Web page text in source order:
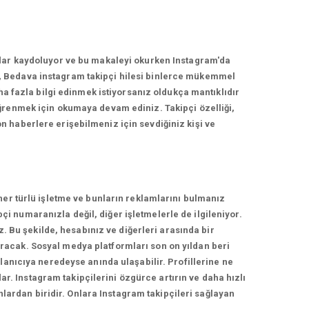
kaydoluyor ve bu makaleyi okurken Instagram'da
instagram takipçi hilesi binlerce mükemmel
fazla bilgi edinmek istiyorsanız oldukça mantıklıdır
için okumaya devam ediniz. Takipçi özelliği,
haberlere erişebilmeniz için sevdiğiniz kişi ve
türlü işletme ve bunların reklamlarını bulmanız
numaranızla değil, diğer işletmelerle de ilgileniyor.
şekilde, hesabınız ve diğerleri arasında bir
Sosyal medya platformları son on yıldan beri
neredeyse anında ulaşabilir. Profillerine ne
Instagram takipçilerini özgürce artırın ve daha hızlı
biridir. Onlara Instagram takipçileri sağlayan